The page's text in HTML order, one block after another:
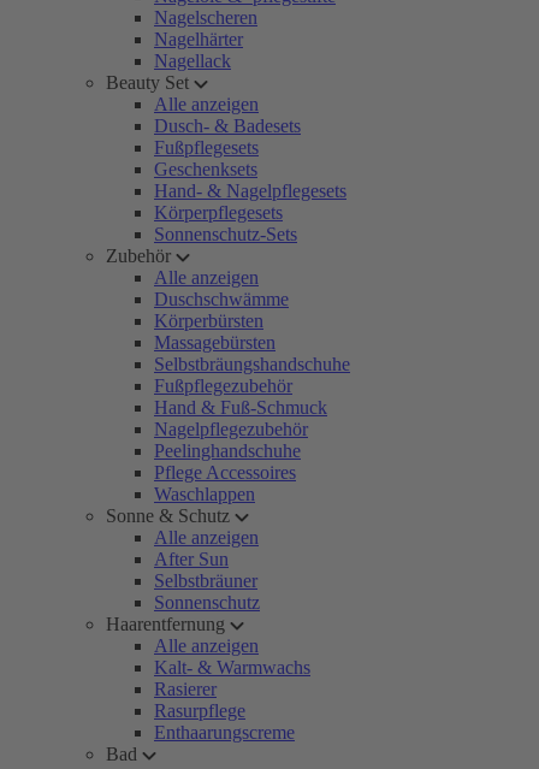
Nagelscheren
Nagelhärter
Nagellack
Beauty Set
Alle anzeigen
Dusch- & Badesets
Fußpflegesets
Geschenksets
Hand- & Nagelpflegesets
Körperpflegesets
Sonnenschutz-Sets
Zubehör
Alle anzeigen
Duschschwämme
Körperbürsten
Massagebürsten
Selbstbräungshandschuhe
Fußpflegezubehör
Hand & Fuß-Schmuck
Nagelpflegezubehör
Peelinghandschuhe
Pflege Accessoires
Waschlappen
Sonne & Schutz
Alle anzeigen
After Sun
Selbstbräuner
Sonnenschutz
Haarentfernung
Alle anzeigen
Kalt- & Warmwachs
Rasierer
Rasurpflege
Enthaarungscreme
Bad